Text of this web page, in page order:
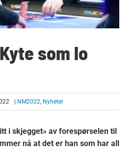
som lo
NM2022, Nyheter
i skjegget» av forespørselen til
nå at det er han som har all